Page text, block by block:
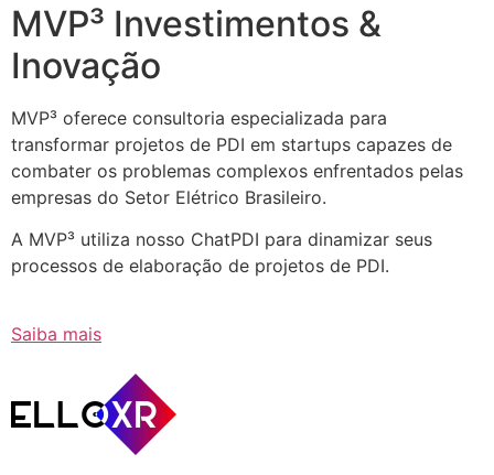
MVP³ Investimentos &
Inovação
MVP³ oferece consultoria especializada para
transformar projetos de PDI em startups capazes de
combater os problemas complexos enfrentados pelas
empresas do Setor Elétrico Brasileiro.
A MVP³ utiliza nosso ChatPDI para dinamizar seus
processos de elaboração de projetos de PDI.
Saiba mais